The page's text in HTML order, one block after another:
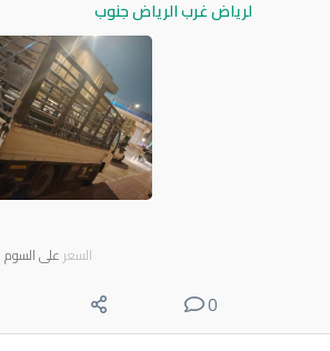
لرياض غرب الرياض جنوب
السعر على السوم
0